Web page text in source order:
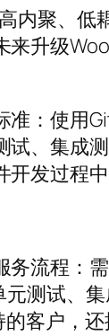
内聚、
升级
：使用
、集成
发过程
务流程：
测试、
客户，